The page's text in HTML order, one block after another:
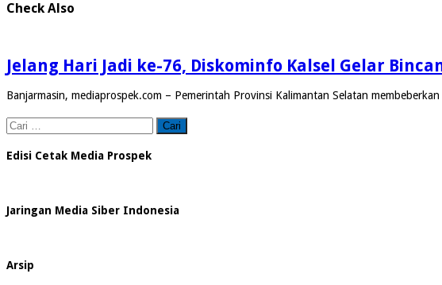
Check Also
Jelang Hari Jadi ke-76, Diskominfo Kalsel Gelar
Banjarmasin, mediaprospek.com – Pemerintah Provinsi Kalimantan Selatan
Cari
untuk:
Edisi Cetak Media Prospek
Jaringan Media Siber Indonesia
Arsip